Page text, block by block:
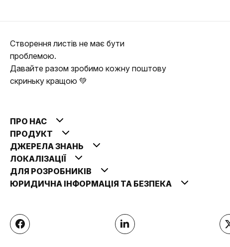
Створення листів не має бути
проблемою.
Давайте разом зробимо кожну поштову
скриньку кращою 💚
ПРО НАС
ПРОДУКТ
ДЖЕРЕЛА ЗНАНЬ
ЛОКАЛІЗАЦІЇ
ДЛЯ РОЗРОБНИКІВ
ЮРИДИЧНА ІНФОРМАЦІЯ ТА БЕЗПЕКА